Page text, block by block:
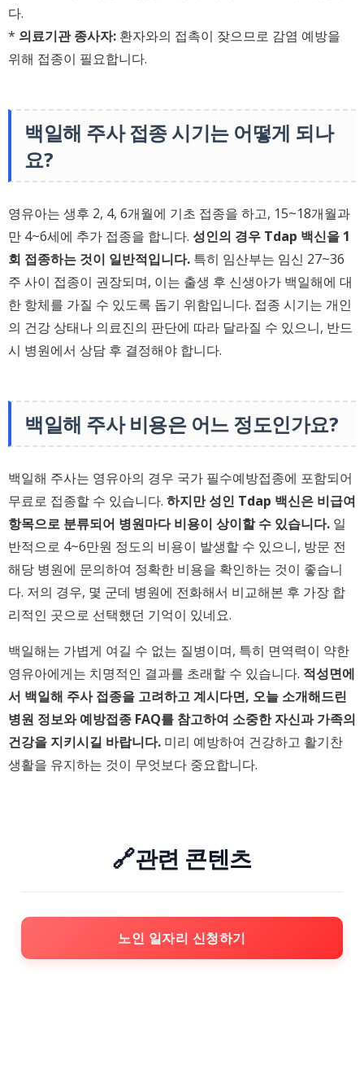
다.
* 의료기관 종사자: 환자와의 접촉이 잦으므로 감염 예방을
위해 접종이 필요합니다.
백일해 주사 접종 시기는 어떻게 되나
요?
영유아는 생후 2, 4, 6개월에 기초 접종을 하고, 15~18개월과
만 4~6세에 추가 접종을 합니다. 성인의 경우 Tdap 백신을 1
회 접종하는 것이 일반적입니다. 특히 임산부는 임신 27~36
주 사이 접종이 권장되며, 이는 출생 후 신생아가 백일해에 대
한 항체를 가질 수 있도록 돕기 위함입니다. 접종 시기는 개인
의 건강 상태나 의료진의 판단에 따라 달라질 수 있으니, 반드
시 병원에서 상담 후 결정해야 합니다.
백일해 주사 비용은 어느 정도인가요?
백일해 주사는 영유아의 경우 국가 필수예방접종에 포함되어
무료로 접종할 수 있습니다. 하지만 성인 Tdap 백신은 비급여
항목으로 분류되어 병원마다 비용이 상이할 수 있습니다. 일
반적으로 4~6만원 정도의 비용이 발생할 수 있으니, 방문 전
해당 병원에 문의하여 정확한 비용을 확인하는 것이 좋습니
다. 저의 경우, 몇 군데 병원에 전화해서 비교해본 후 가장 합
리적인 곳으로 선택했던 기억이 있네요.
백일해는 가볍게 여길 수 없는 질병이며, 특히 면역력이 약한
영유아에게는 치명적인 결과를 초래할 수 있습니다. 적성면에
서 백일해 주사 접종을 고려하고 계시다면, 오늘 소개해드린
병원 정보와 예방접종 FAQ를 참고하여 소중한 자신과 가족의
건강을 지키시길 바랍니다. 미리 예방하여 건강하고 활기찬
생활을 유지하는 것이 무엇보다 중요합니다.
🔗관련 콘텐츠
노인 일자리 신청하기